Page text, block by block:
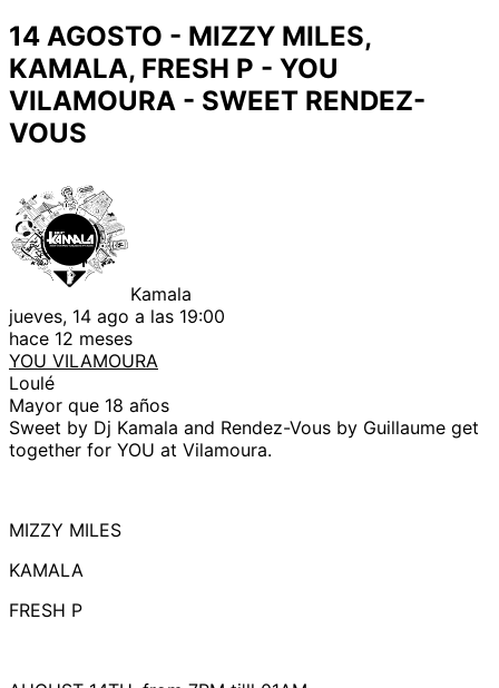
14 AGOSTO - MIZZY MILES,
KAMALA, FRESH P - YOU
VILAMOURA - SWEET RENDEZ-
VOUS
Kamala
jueves, 14 ago a las 19:00
hace 12 meses
YOU VILAMOURA
Loulé
Mayor que 18 años
Sweet by Dj Kamala and Rendez-Vous by Guillaume get
together for YOU at Vilamoura.
MIZZY MILES
KAMALA
FRESH P